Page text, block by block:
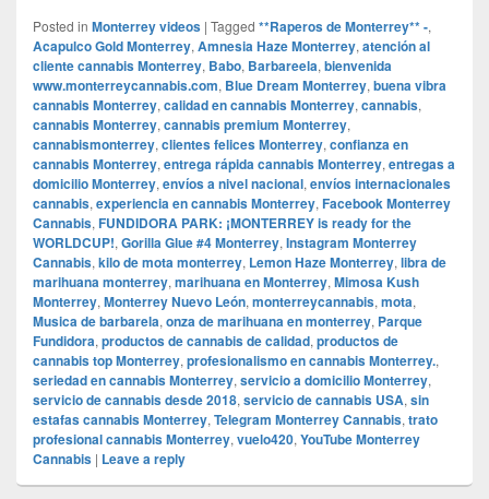
Posted in Monterrey videos | Tagged **Raperos de Monterrey** -,
Acapulco Gold Monterrey, Amnesia Haze Monterrey, atención al
cliente cannabis Monterrey, Babo, Barbareela, bienvenida
www.monterreycannabis.com, Blue Dream Monterrey, buena vibra
cannabis Monterrey, calidad en cannabis Monterrey, cannabis,
cannabis Monterrey, cannabis premium Monterrey,
cannabismonterrey, clientes felices Monterrey, confianza en
cannabis Monterrey, entrega rápida cannabis Monterrey, entregas a
domicilio Monterrey, envíos a nivel nacional, envíos internacionales
cannabis, experiencia en cannabis Monterrey, Facebook Monterrey
Cannabis, FUNDIDORA PARK: ¡MONTERREY is ready for the
WORLDCUP!, Gorilla Glue #4 Monterrey, Instagram Monterrey
Cannabis, kilo de mota monterrey, Lemon Haze Monterrey, libra de
marihuana monterrey, marihuana en Monterrey, Mimosa Kush
Monterrey, Monterrey Nuevo León, monterreycannabis, mota,
Musica de barbarela, onza de marihuana en monterrey, Parque
Fundidora, productos de cannabis de calidad, productos de
cannabis top Monterrey, profesionalismo en cannabis Monterrey.,
seriedad en cannabis Monterrey, servicio a domicilio Monterrey,
servicio de cannabis desde 2018, servicio de cannabis USA, sin
estafas cannabis Monterrey, Telegram Monterrey Cannabis, trato
profesional cannabis Monterrey, vuelo420, YouTube Monterrey
Cannabis | Leave a reply